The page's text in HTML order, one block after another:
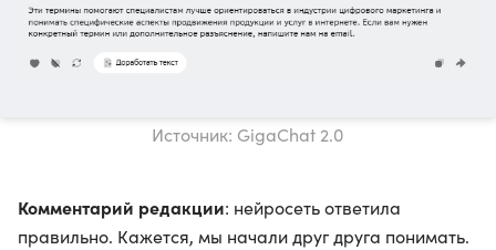
Источник: GigaChat 2.0
Комментарий редакции: нейросеть ответила
правильно. Кажется, мы начали друг друга понимать.